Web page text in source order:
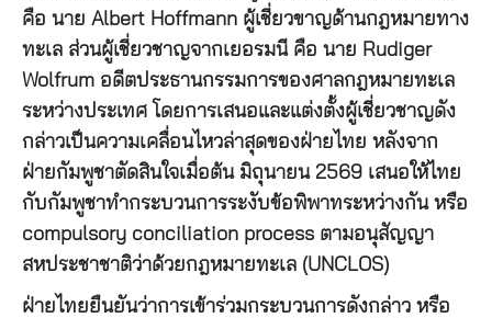
คือ นาย Albert Hoffmann ผู้เชี่ยวขาญด้านกฎหมายทาง
ทะเล ส่วนผู้เชี่ยวชาญจากเยอรมนี คือ นาย Rudiger
Wolfrum อดีตประธานกรรมการของศาลกฎหมายทะเล
ระหว่างประเทศ โดยการเสนอและแต่งตั้งผู้เชี่ยวชาญดัง
กล่าวเป็นความเคลื่อนไหวล่าสุดของฝ่ายไทย หลังจาก
ฝ่ายกัมพูชาตัดสินใจเมื่อต้น มิถุนายน 2569 เสนอให้ไทย
กับกัมพูชาทำกระบวนการระงับข้อพิพาทระหว่างกัน หรือ
compulsory conciliation process ตามอนุสัญญา
สหประชาชาติว่าด้วยกฎหมายทะเล (UNCLOS)
ฝ่ายไทยยืนยันว่าการเข้าร่วมกระบวนการดังกล่าว หรือ